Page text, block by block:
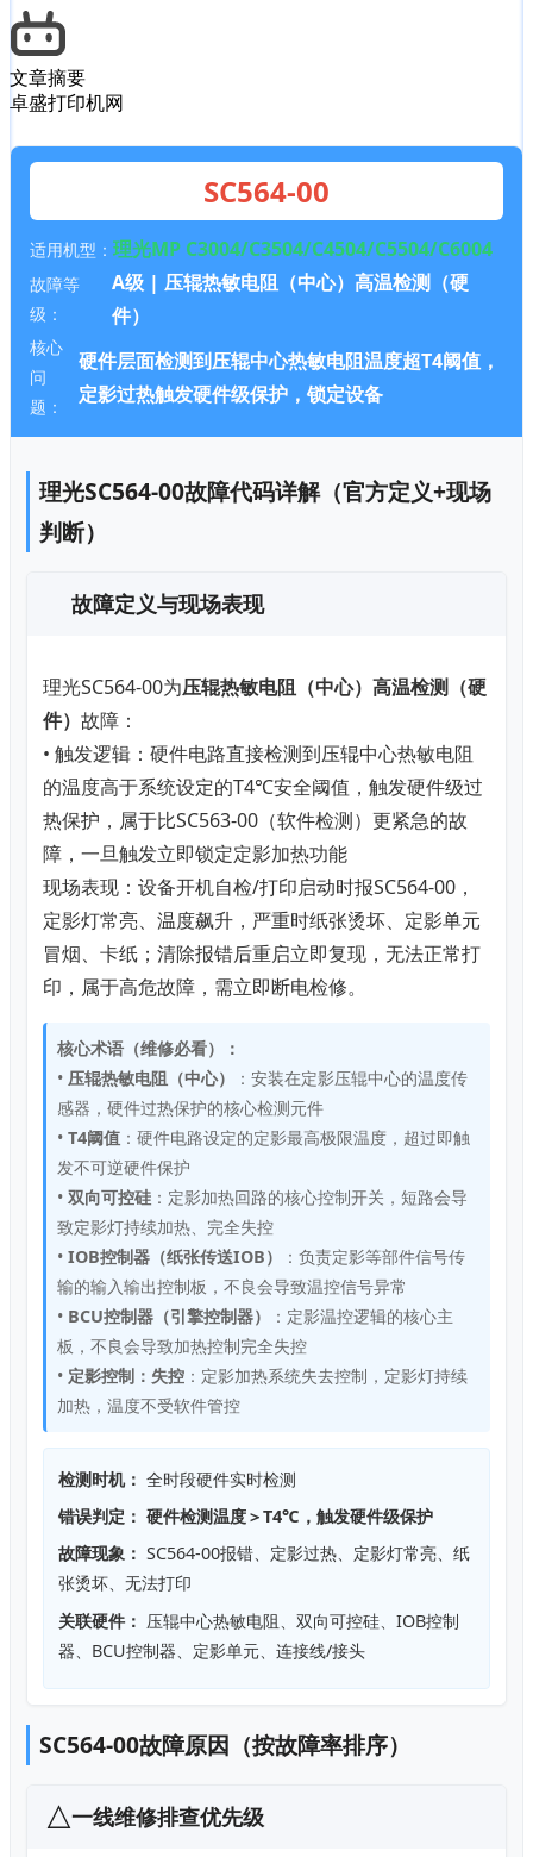
文章摘要
卓盛打印机网
SC564-00
适用机型： 理光MP C3004/C3504/C4504/C5504/C6004
故障等
级：
A级 | 压辊热敏电阻（中心）高温检测（硬
件）
核心
问
题：
硬件层面检测到压辊中心热敏电阻温度超T4阈值，
定影过热触发硬件级保护，锁定设备
理光SC564-00故障代码详解（官方定义+现场
判断）
故障定义与现场表现
理光SC564-00为压辊热敏电阻（中心）高温检测（硬
件） 故障：
• 触发逻辑：硬件电路直接检测到压辊中心热敏电阻
的温度高于系统设定的T4℃安全阈值，触发硬件级过
热保护，属于比SC563-00（软件检测）更紧急的故
障，一旦触发立即锁定定影加热功能
现场表现：设备开机自检/打印启动时报SC564-00，
定影灯常亮、温度飙升，严重时纸张烫坏、定影单元
冒烟、卡纸；清除报错后重启立即复现，无法正常打
印，属于高危故障，需立即断电检修。
核心术语（维修必看）：
• 压辊热敏电阻（中心）
：安装在定影压辊中心的温度传
感器，硬件过热保护的核心检测元件
•T4阈值 ：硬件电路设定的定影最高极限温度，超过即触
发不可逆硬件保护
•双向可控硅 ：定影加热回路的核心控制开关，短路会导
致定影灯持续加热、完全失控
•IOB控制器（纸张传送IOB）
：负责定影等部件信号传
输的输入输出控制板，不良会导致温控信号异常
• BCU控制器（引擎控制器）
：定影温控逻辑的核心主
板，不良会导致加热控制完全失控
• 定影控制：失控 ：定影加热系统失去控制，定影灯持续
加热，温度不受软件管控
检测时机： 全时段硬件实时检测
错误判定： 硬件检测温度＞T4℃，触发硬件级保护
故障现象： SC564-00报错、定影过热、定影灯常亮、纸
张烫坏、无法打印
关联硬件： 压辊中心热敏电阻、双向可控硅、IOB控制
器、BCU控制器、定影单元、连接线/接头
SC564-00故障原因（按故障率排序）
一线维修排查优先级